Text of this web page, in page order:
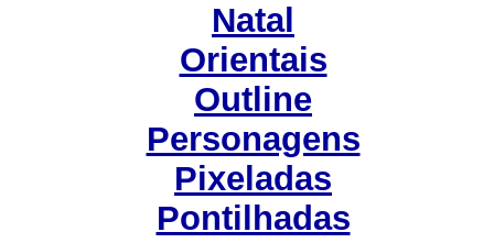
Natal
Orientais
Outline
Personagens
Pixeladas
Pontilhadas